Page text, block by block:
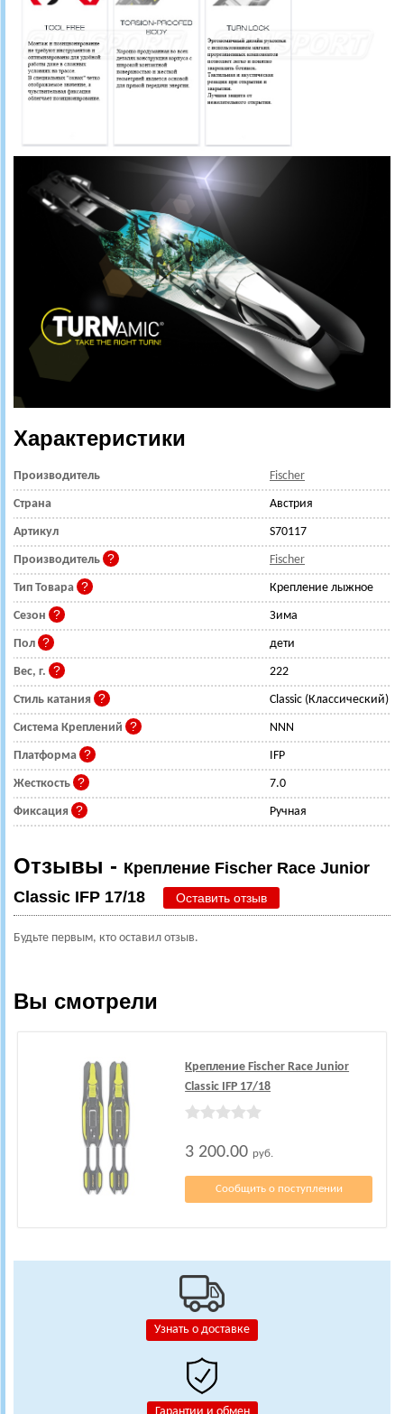
Узнать о доставке
Характеристики
Производитель Fischer
Страна Австрия
Артикул S70117
Производитель Fischer
Тип Товара Крепление лыжное
Сезон Зима
Пол дети
Вес, г. 222
Стиль катания Classic (Классический)
Система Креплений NNN
Платформа IFP
Жесткость 7.0
Фиксация Ручная
Отзывы - Крепление Fischer Race Junior
Classic IFP 17/18
Оставить отзыв
Будьте первым, кто оставил отзыв.
Вы смотрели
Крепление Fischer Race Junior
Classic IFP 17/18
3 200.00 руб.
Сообщить о поступлении